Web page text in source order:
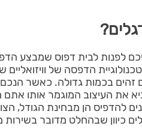
לפנות לבית דפוס שמבצע
הדפסה של וויזואליים
זהים בכמות גדולה. כאשר הנכם
את העיצוב המוגמר אותו
להדפיס הן מבחינת הגודל,
כיוון שבהחלט מדובר